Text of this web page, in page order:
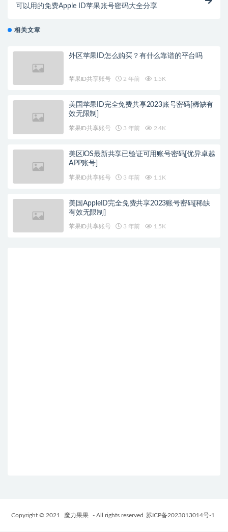
可以用的免费Apple ID苹果账号密码大全分享
相关文章
外区苹果ID怎么购买？有什么靠谱的平台吗
苹果ID共享账号 2 年前 1.5K
美国苹果ID完全免费共享2023账号密码[稀缺有
效无限制]
苹果ID共享账号 3 年前 2.4K
美区iOS最新共享已验证可用账号密码[优异卓越
APP账号]
苹果ID共享账号 3 年前 1.1K
美国AppleID完全免费共享2023账号密码[稀缺
有效无限制]
苹果ID共享账号 3 年前 1.5K
Copyright © 2021 魔力果果 - All rights reserved 苏ICP备2023013014号-1